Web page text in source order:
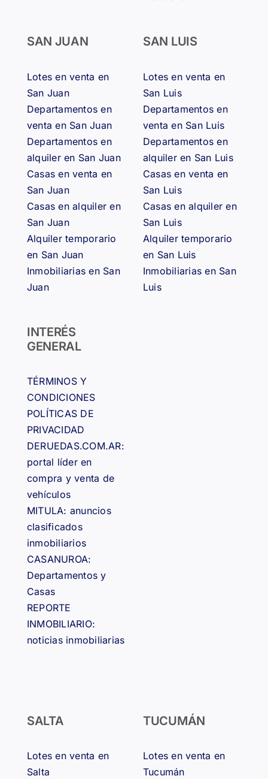
SAN JUAN
Lotes en venta en
San Juan
Departamentos en
venta en San Juan
Departamentos en
alquiler en San Juan
Casas en venta en
San Juan
Casas en alquiler en
San Juan
Alquiler temporario
en San Juan
Inmobiliarias en San
Juan
SAN LUIS
Lotes en venta en
San Luis
Departamentos en
venta en San Luis
Departamentos en
alquiler en San Luis
Casas en venta en
San Luis
Casas en alquiler en
San Luis
Alquiler temporario
en San Luis
Inmobiliarias en San
Luis
INTERÉS
GENERAL
TÉRMINOS Y
CONDICIONES
POLÍTICAS DE
PRIVACIDAD
DERUEDAS.COM.AR:
portal líder en
compra y venta de
vehículos
MITULA: anuncios
clasificados
inmobiliarios
CASANUROA:
Departamentos y
Casas
REPORTE
INMOBILIARIO:
noticias inmobiliarias
SALTA
Lotes en venta en
Salta
TUCUMÁN
Lotes en venta en
Tucumán